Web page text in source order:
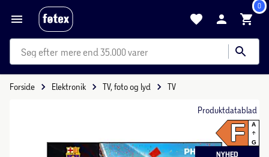
0
mere end 35.000 varer
Forside Elektronik TV, foto og lyd TV
Produktdatablad
F A
G
NYHED